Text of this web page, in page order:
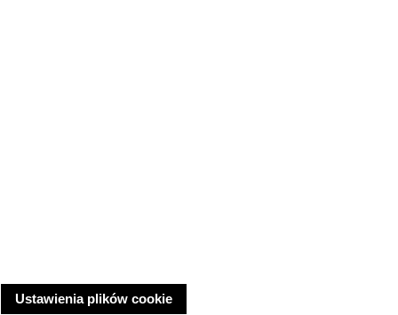
Ustawienia plików cookie